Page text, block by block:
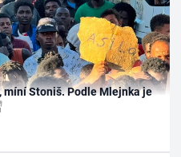
míní Stoniš. Podle Mlejnka je